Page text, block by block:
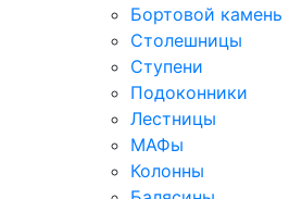
Бортовой камень
Столешницы
Ступени
Подоконники
Лестницы
МАФы
Колонны